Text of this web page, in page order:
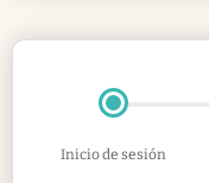
Inicio de sesión